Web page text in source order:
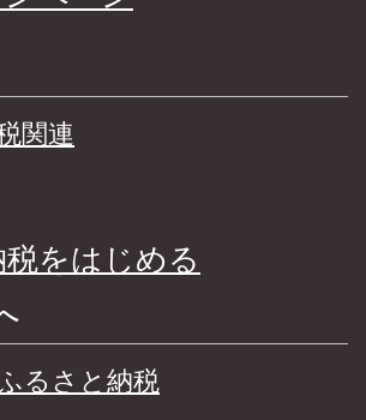
関連
をはじめる
るさと納税